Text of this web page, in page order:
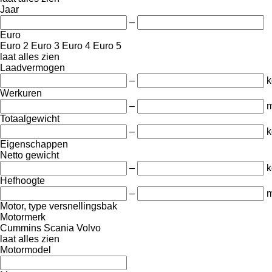
Jaar
–
Euro
Euro 2 Euro 3 Euro 4 Euro 5
laat alles zien
Laadvermogen
–
Werkuren
–
Totaalgewicht
–
Eigenschappen
Netto gewicht
–
Hefhoogte
–
Motor, type versnellingsbak
Motormerk
Cummins Scania Volvo
laat alles zien
Motormodel